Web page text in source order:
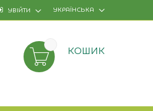
УКРАЇНСЬКА
УВІЙТИ
КОШИК